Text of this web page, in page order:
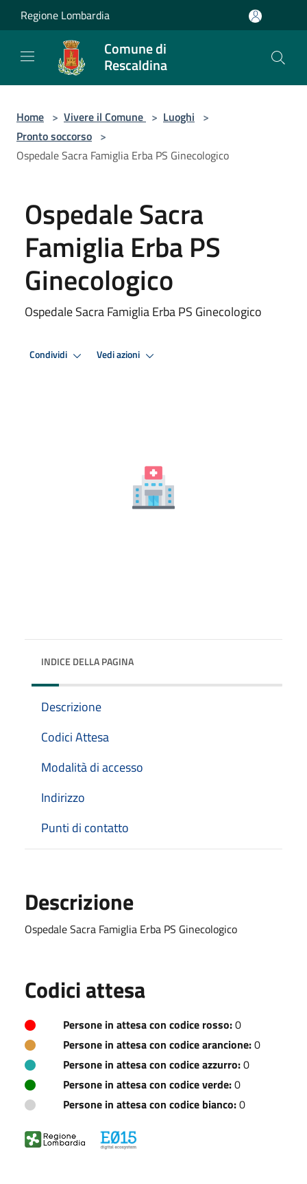
Salta al contenuto principale
Regione Lombardia
Comune di
Rescaldina
Home > Vivere il Comune > Luoghi >
Pronto soccorso >
Ospedale Sacra Famiglia Erba PS Ginecologico
Ospedale Sacra
Famiglia Erba PS
Ginecologico
Ospedale Sacra Famiglia Erba PS Ginecologico
Condividi Vedi azioni
INDICE DELLA PAGINA
Descrizione
Codici Attesa
Modalità di accesso
Indirizzo
Punti di contatto
Descrizione
Ospedale Sacra Famiglia Erba PS Ginecologico
Codici attesa
Persone in attesa con codice rosso:0
Persone in attesa con codice arancione:0
Persone in attesa con codice azzurro:0
Persone in attesa con codice verde:0
Persone in attesa con codice bianco:0